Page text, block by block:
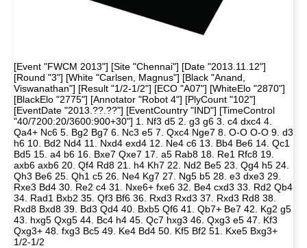
[Event "FWCM 2013"] [Site "Chennai"] [Date "2013.11.12"]
[Round "3"] [White "Carlsen, Magnus"] [Black "Anand,
Viswanathan"] [Result "1/2-1/2"] [ECO "A07"] [WhiteElo "2870"]
[BlackElo "2775"] [Annotator "Robot 4"] [PlyCount "102"]
[EventDate "2013.??.??"] [EventCountry "IND"] [TimeControl
"40/7200:20/3600:900+30"] 1. Nf3 d5 2. g3 g6 3. c4 dxc4 4.
Qa4+ Nc6 5. Bg2 Bg7 6. Nc3 e5 7. Qxc4 Nge7 8. O-O O-O 9. d3
h6 10. Bd2 Nd4 11. Nxd4 exd4 12. Ne4 c6 13. Bb4 Be6 14. Qc1
Bd5 15. a4 b6 16. Bxe7 Qxe7 17. a5 Rab8 18. Re1 Rfc8 19.
axb6 axb6 20. Qf4 Rd8 21. h4 Kh7 22. Nd2 Be5 23. Qg4 h5 24.
Qh3 Be6 25. Qh1 c5 26. Ne4 Kg7 27. Ng5 b5 28. e3 dxe3 29.
Rxe3 Bd4 30. Re2 c4 31. Nxe6+ fxe6 32. Be4 cxd3 33. Rd2 Qb4
34. Rad1 Bxb2 35. Qf3 Bf6 36. Rxd3 Rxd3 37. Rxd3 Rd8 38.
Rxd8 Bxd8 39. Bd3 Qd4 40. Bxb5 Qf6 41. Qb7+ Be7 42. Kg2 g5
43. hxg5 Qxg5 44. Bc4 h4 45. Qc7 hxg3 46. Qxg3 e5 47. Kf3
Qxg3+ 48. fxg3 Bc5 49. Ke4 Bd4 50. Kf5 Bf2 51. Kxe5 Bxg3+
1/2-1/2